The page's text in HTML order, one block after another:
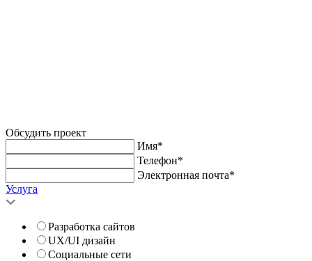
Обсудить проект
Имя*
Телефон*
Электронная почта*
Услуга
Разработка сайтов
UX/UI дизайн
Социальные сети